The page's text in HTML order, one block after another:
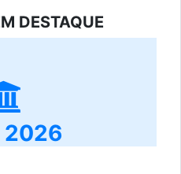
DESTAQUE
2026